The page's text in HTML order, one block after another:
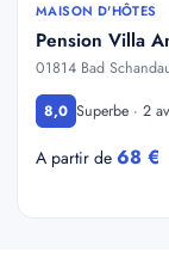
MAISON D'HÔTES
Pension Villa
01814 Bad
8,0 Superbe · 2
A partir de 68 €